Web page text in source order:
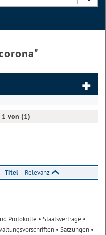
"
1 von (1)
Titel Relevanz
Protokolle • Staatsverträge •
• Satzungen •